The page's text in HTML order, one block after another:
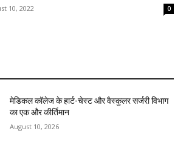
10, 2022 0
​मेडिकल कॉलेज के हार्ट-चेस्ट और वैस्कुलर सर्जरी विभाग
का एक और कीर्तिमान
August 10, 2026